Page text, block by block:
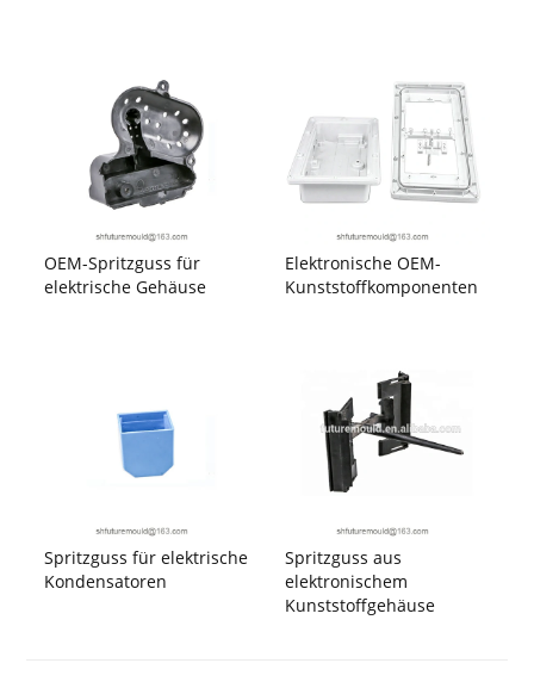
OEM-Spritzguss für
elektrische Gehäuse
Elektronische OEM-
Kunststoffkomponenten
Spritzguss für elektrische
Kondensatoren
Spritzguss aus
elektronischem
Kunststoffgehäuse